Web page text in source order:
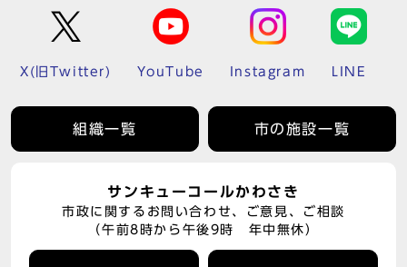
X(旧Twitter) YouTube Instagram LINE
組織一覧 市の施設一覧
サンキューコールかわさき
市政に関するお問い合わせ、ご意見、ご相談
（午前8時から午後9時 年中無休）